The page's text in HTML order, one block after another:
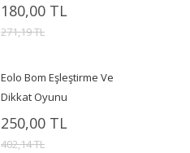
180,00 TL
271,19 TL
Eolo Bom Eşleştirme Ve
Dikkat Oyunu
250,00 TL
402,14 TL